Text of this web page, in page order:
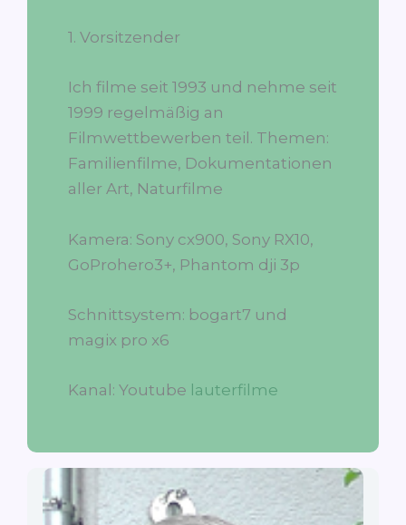
1. Vorsitzender
Ich filme seit 1993 und nehme seit
1999 regelmäßig an
Filmwettbewerben teil. Themen:
Familienfilme, Dokumentationen
aller Art, Naturfilme
Kamera: Sony cx900, Sony RX10,
GoProhero3+, Phantom dji 3p
Schnittsystem: bogart7 und
magix pro x6
Kanal: Youtube lauterfilme